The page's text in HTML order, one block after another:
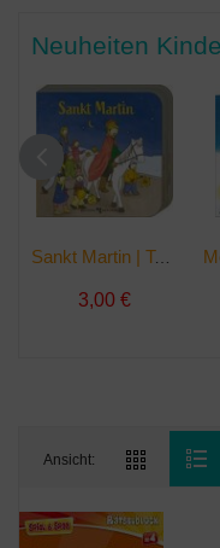
Neuheiten
Sankt Martin | Taschenbuch
3,00 €
Ansicht: